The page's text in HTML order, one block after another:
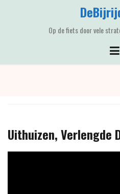
Op de fiets door vele
Uithuizen, Verlengde